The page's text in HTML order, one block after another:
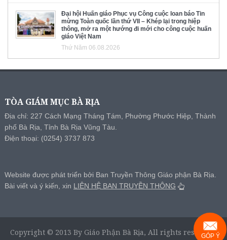
Đại hội Huấn giáo Phục vụ Công cuộc loan báo Tin
mừng Toàn quốc lần thứ VII – Khép lại trong hiệp
thông, mở ra một hướng đi mới cho công cuộc huấn
giáo Việt Nam
Thứ Năm 06.08.2026
TÒA GIÁM MỤC BÀ RỊA
Địa chỉ: 227 Cách Mạng Tháng Tám, Phường Phước Hiệp, Thành
phố Bà Rịa, Tỉnh Bà Rịa Vũng Tàu.
Điện thoại: (0254) 3737 873
Website được phát triển bởi Ban Truyền Thông Giáo phận Bà Rịa.
Bài viết và ý kiến, xin LIÊN HỆ BAN TRUYỀN THÔNG
Copyright © 2013 By Giáo Phận Bà Rịa, All rights reserved.
GÓP Ý